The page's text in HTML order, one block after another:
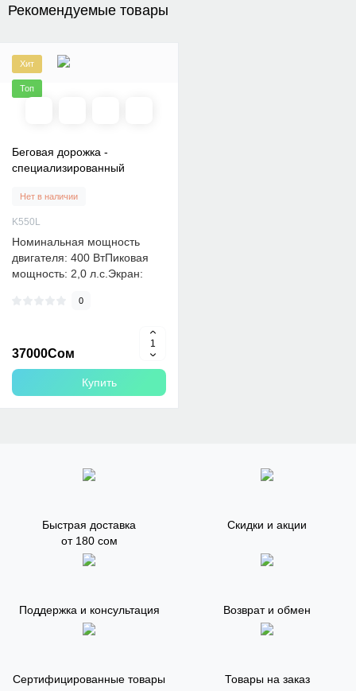
Рекомендуемые товары
Хит
Топ
Беговая дорожка -
специализированный
Нет в наличии
K550L
Номинальная мощность
двигателя: 400 ВтПиковая
мощность: 2,0 л.с.Экран:
0
37000Сом
Купить
Быстрая доставка
от 180 сом
Скидки и акции
Поддержка и консультация Возврат и обмен
Сертифицированные товары Товары на заказ